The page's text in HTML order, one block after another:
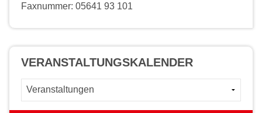
Faxnummer: 05641 93 101
VERANSTALTUNGS­KALENDER